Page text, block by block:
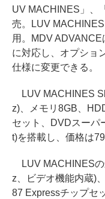
UV MACHINES」、
売。LUV
用。MDV
に対応し、オプショ
仕様に変更できる。
LUV MACHINES
z)、メモリ8GB、
セット、DVDスーパ
t)を搭載し、価格は
LUV MACHINESの
z、ビデオ機能内蔵)
87 Expressチップセ